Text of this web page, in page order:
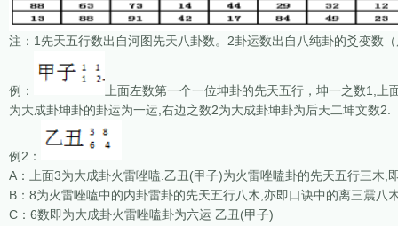
注：1先天五行数出自河图先天八卦数。2卦运数出自八纯卦的爻变数
例：
上面左数第一个一位坤卦的先天五行，坤一之数1,
为大成卦坤卦的卦运为一运,右边之数2为大成卦坤卦为后天二坤文数2.
例2：
A：上面3为大成卦火雷唑嗑.乙丑(甲子)为火雷唑嗑卦的先天五行三木,
B：8为火雷唑嗑中的内卦雷卦的先天五行八木,亦即口诀中的离三震八
C：6数即为大成卦火雷唑嗑卦为六运 乙丑(甲子)